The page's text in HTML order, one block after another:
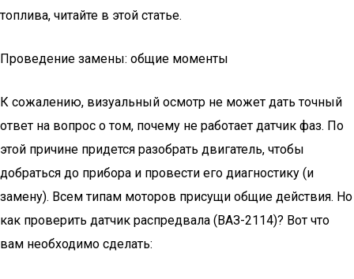
топлива, читайте в этой статье.
Проведение замены: общие моменты
К сожалению, визуальный осмотр не может дать точный
ответ на вопрос о том, почему не работает датчик фаз. По
этой причине придется разобрать двигатель, чтобы
добраться до прибора и провести его диагностику (и
замену). Всем типам моторов присущи общие действия. Но
как проверить датчик распредвала (ВАЗ-2114)? Вот что
вам необходимо сделать: